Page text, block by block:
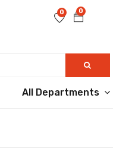
0
0
All Departments